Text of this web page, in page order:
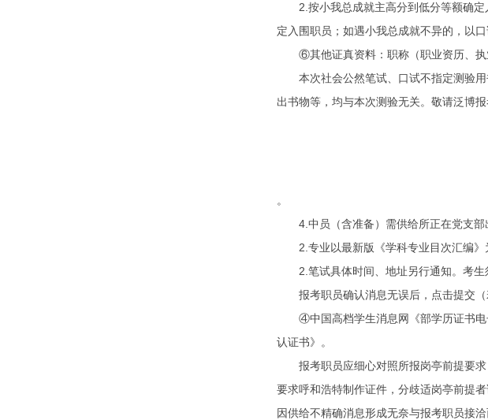
2.按小我总成就主高分到低分等额确定
定入围职员；如遇小我总成就不异的，以
⑥其他证真资料：职称（职业资历、执
本次社会公然笔试、口试不指定测验用
出书物等，均与本次测验无关。敬请泛博
。
4.中员（含准备）需供给所正在党支部
2.专业以最新版《学科专业目次汇编》
2.笔试具体时间、地址另行通知。考生
报考职员确认消息无误后，点击提交（
④中国高档学生消息网《部学历证书电
认证书》。
报考职员应细心对照所报岗亭前提要求
要求呼和浩特制作证件，分歧适岗亭前提
因供给不精确消息形成无奈与报考职员接